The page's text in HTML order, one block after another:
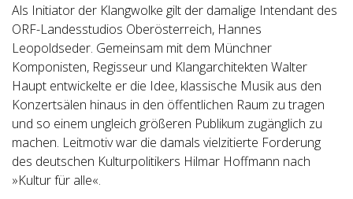
Als Initiator der Klangwolke gilt der damalige Intendant des
ORF-Landesstudios Oberösterreich, Hannes
Leopoldseder. Gemeinsam mit dem Münchner
Komponisten, Regisseur und Klangarchitekten Walter
Haupt entwickelte er die Idee, klassische Musik aus den
Konzertsälen hinaus in den öffentlichen Raum zu tragen
und so einem ungleich größeren Publikum zugänglich zu
machen. Leitmotiv war die damals vielzitierte Forderung
des deutschen Kulturpolitikers Hilmar Hoffmann nach
»Kultur für alle«.